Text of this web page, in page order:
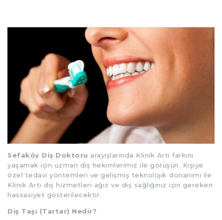
Sefaköy Diş Doktoru arayışlarında Klinik Artı farkını
yaşamak için uzman diş hekimlerimiz ile görüşün. Kişiye
özel tedavi yöntemleri ve gelişmiş teknolojik donanımı ile
Klinik Artı diş hizmetleri ağız ve diş sağlığınız için gereken
hassasiyet gösterilecektir.
Diş Taşı (Tartar) Nedir?